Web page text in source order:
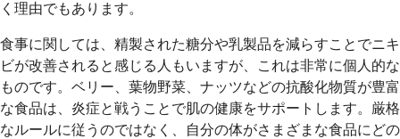
く理由でもあります。
食事に関しては、精製された糖分や乳製品を減らすことでニキ
ビが改善されると感じる人もいますが、これは非常に個人的な
ものです。ベリー、葉物野菜、ナッツなどの抗酸化物質が豊富
な食品は、炎症と戦うことで肌の健康をサポートします。厳格
なルールに従うのではなく、自分の体がさまざまな食品にどの